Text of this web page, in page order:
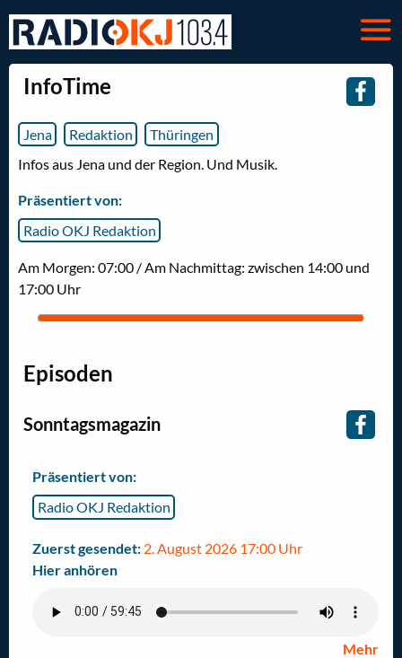
InfoTime
Jena Redaktion
Thüringen
Infos aus Jena und der Region. Und Musik.
Präsentiert von:
Radio OKJ Redaktion
Am Morgen: 07:00 / Am Nachmittag: zwischen 14:00 und
17:00 Uhr
Episoden
Sonntagsmagazin
Präsentiert von:
Radio OKJ Redaktion
Zuerst gesendet: 2. August 2026 17:00 Uhr
Hier anhören
Mehr